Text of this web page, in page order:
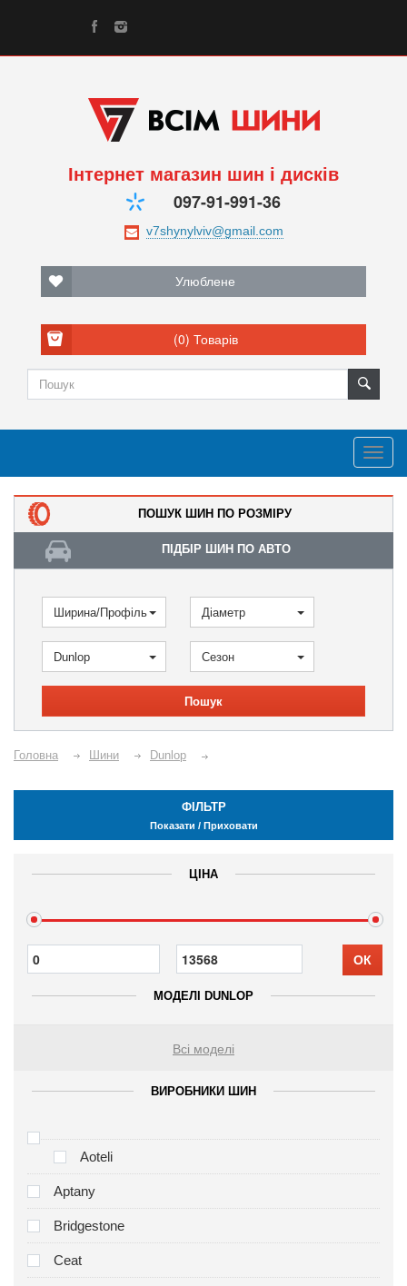
Інтернет магазин шин і дисків
097-91-991-36
Улюблене
(0) Товарів
ПОШУК ШИН ПО РОЗМІРУ
ПІДБІР ШИН ПО АВТО
Ширина/Профіль Діаметр
Dunlop Сезон
Пошук
Головна Шини Dunlop
ФІЛЬТР
Показати / Приховати
ЦІНА
ОК
МОДЕЛІ DUNLOP
Всі моделі
ВИРОБНИКИ ШИН
Aoteli
Aptany
Bridgestone
Ceat